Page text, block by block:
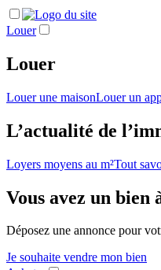
Louer
Louer
Louer une maisonLouer un
L’actualité de
Loyers moyens au m²Tout
Vous avez un bien
Déposez une annonce pour
Je souhaite vendre mon bien